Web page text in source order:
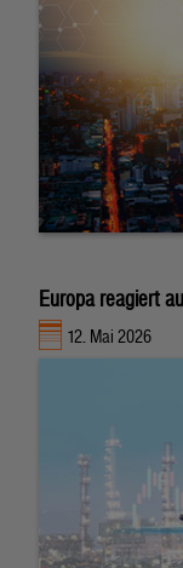
Europa reagiert
12. Mai 2026